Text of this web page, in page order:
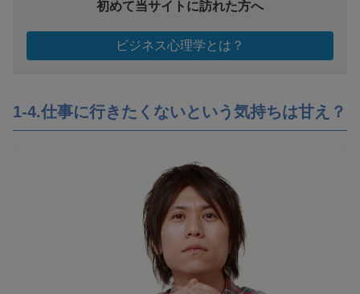
初めて当サイトに訪れた方へ
ビジネス心理学とは？
1-4.仕事に行きたくないという気持ちは甘え？